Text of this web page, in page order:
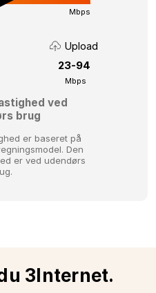
Mbps
Upload
23-94
Mbps
ved
brug
er baseret på
Den
er ved udendørs
3Internet.